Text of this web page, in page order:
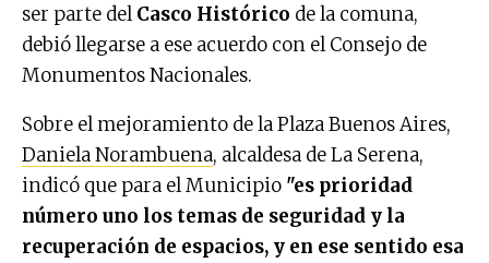
ser parte delCasco Histórico de la comuna,
debió llegarse a ese acuerdo con el Consejo de
Monumentos Nacionales.
Sobre el mejoramiento de la Plaza Buenos Aires,
Daniela Norambuena, alcaldesa de La Serena,
indicó que para el Municipio "es prioridad
número uno los temas de seguridad y la
recuperación de espacios, y en ese sentido esa